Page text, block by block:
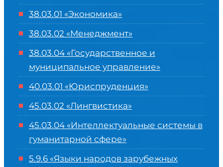
38.03.01 «Экономика»
38.03.02 «Менеджмент»
38.03.04 «Государственное и
муниципальное управление»
40.03.01 «Юриспруденция»
45.03.02 «Лингвистика»
45.03.04 «Интеллектуальные системы в
гуманитарной сфере»
5.9.6 «Языки народов зарубежных